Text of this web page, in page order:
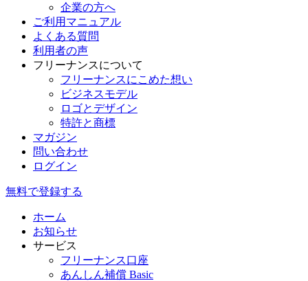
企業の方へ
ご利用マニュアル
よくある質問
利用者の声
フリーナンスについて
フリーナンスにこめた想い
ビジネスモデル
ロゴとデザイン
特許と商標
マガジン
問い合わせ
ログイン
無料で登録する
ホーム
お知らせ
サービス
フリーナンス口座
あんしん補償 Basic